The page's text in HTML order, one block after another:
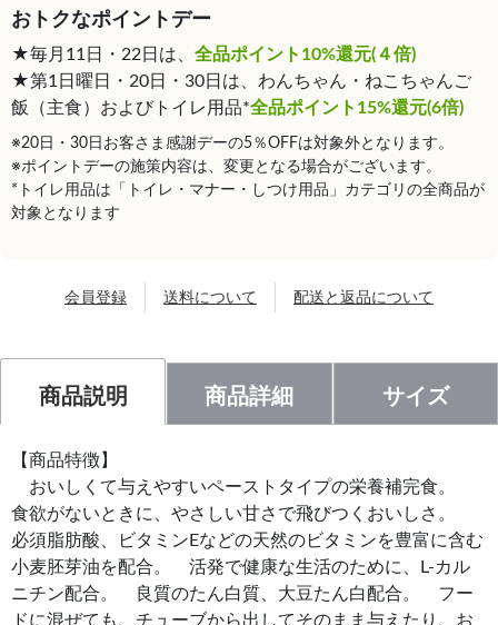
おトクなポイントデー
★毎月11日・22日は、 全品ポイント10%還元(４倍)
★第1日曜日・20日・30日は、わんちゃん・ねこちゃんご
飯（主食）およびトイレ用品*全品ポイント15%還元(6倍)
※20日・30日お客さま感謝デーの5％OFFは対象外となります。
※ポイントデーの施策内容は、変更となる場合がございます。
*トイレ用品は「トイレ・マナー・しつけ用品」カテゴリの全商品が
対象となります
会員登録 送料について 配送と返品について
商品説明 商品詳細 サイズ
【商品特徴】
おいしくて与えやすいペーストタイプの栄養補完食。
食欲がないときに、やさしい甘さで飛びつくおいしさ。
必須脂肪酸、ビタミンEなどの天然のビタミンを豊富に含む
小麦胚芽油を配合。 活発で健康な生活のために、L-カル
ニチン配合。 良質のたん白質、大豆たん白配合。 フー
ドに混ぜても、チューブから出してそのまま与えたり、お